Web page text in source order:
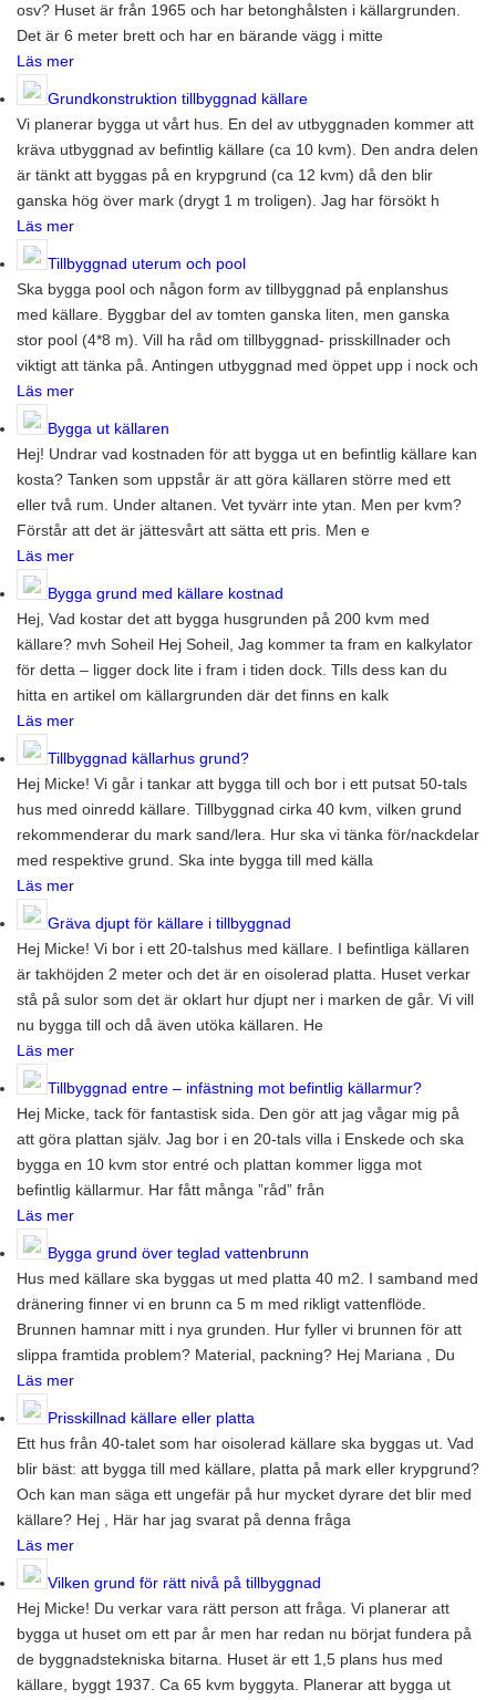
osv? Huset är från 1965 och har betonghålsten i källargrunden.
Det är 6 meter brett och har en bärande vägg i mitte
Läs mer
Grundkonstruktion tillbyggnad källare
Vi planerar bygga ut vårt hus. En del av utbyggnaden kommer att
kräva utbyggnad av befintlig källare (ca 10 kvm). Den andra delen
är tänkt att byggas på en krypgrund (ca 12 kvm) då den blir
ganska hög över mark (drygt 1 m troligen). Jag har försökt h
Läs mer
Tillbyggnad uterum och pool
Ska bygga pool och någon form av tillbyggnad på enplanshus
med källare. Byggbar del av tomten ganska liten, men ganska
stor pool (4*8 m). Vill ha råd om tillbyggnad- prisskillnader och
viktigt att tänka på. Antingen utbyggnad med öppet upp i nock och
Läs mer
Bygga ut källaren
Hej! Undrar vad kostnaden för att bygga ut en befintlig källare kan
kosta? Tanken som uppstår är att göra källaren större med ett
eller två rum. Under altanen. Vet tyvärr inte ytan. Men per kvm?
Förstår att det är jättesvårt att sätta ett pris. Men e
Läs mer
Bygga grund med källare kostnad
Hej, Vad kostar det att bygga husgrunden på 200 kvm med
källare? mvh Soheil Hej Soheil, Jag kommer ta fram en kalkylator
för detta – ligger dock lite i fram i tiden dock. Tills dess kan du
hitta en artikel om källargrunden där det finns en kalk
Läs mer
Tillbyggnad källarhus grund?
Hej Micke! Vi går i tankar att bygga till och bor i ett putsat 50-tals
hus med oinredd källare. Tillbyggnad cirka 40 kvm, vilken grund
rekommenderar du mark sand/lera. Hur ska vi tänka för/nackdelar
med respektive grund. Ska inte bygga till med källa
Läs mer
Gräva djupt för källare i tillbyggnad
Hej Micke! Vi bor i ett 20-talshus med källare. I befintliga källaren
är takhöjden 2 meter och det är en oisolerad platta. Huset verkar
stå på sulor som det är oklart hur djupt ner i marken de går. Vi vill
nu bygga till och då även utöka källaren. He
Läs mer
Tillbyggnad entre – infästning mot befintlig källarmur?
Hej Micke, tack för fantastisk sida. Den gör att jag vågar mig på
att göra plattan själv. Jag bor i en 20-tals villa i Enskede och ska
bygga en 10 kvm stor entré och plattan kommer ligga mot
befintlig källarmur. Har fått många ”råd” från
Läs mer
Bygga grund över teglad vattenbrunn
Hus med källare ska byggas ut med platta 40 m2. I samband med
dränering finner vi en brunn ca 5 m med rikligt vattenflöde.
Brunnen hamnar mitt i nya grunden. Hur fyller vi brunnen för att
slippa framtida problem? Material, packning? Hej Mariana , Du
Läs mer
Prisskillnad källare eller platta
Ett hus från 40-talet som har oisolerad källare ska byggas ut. Vad
blir bäst: att bygga till med källare, platta på mark eller krypgrund?
Och kan man säga ett ungefär på hur mycket dyrare det blir med
källare? Hej , Här har jag svarat på denna fråga
Läs mer
Vilken grund för rätt nivå på tillbyggnad
Hej Micke! Du verkar vara rätt person att fråga. Vi planerar att
bygga ut huset om ett par år men har redan nu börjat fundera på
de byggnadstekniska bitarna. Huset är ett 1,5 plans hus med
källare, byggt 1937. Ca 65 kvm byggyta. Planerar att bygga ut